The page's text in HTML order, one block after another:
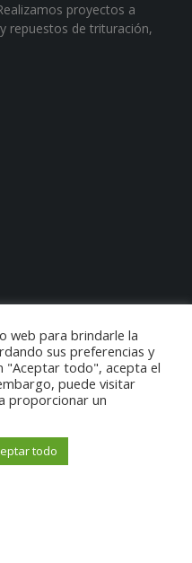
proyectos a
repuestos de trituración,
032
tratamiento de
web para brindarle la
sus preferencias y
"Aceptar todo", acepta el
puede visitar
proporcionar un
todo